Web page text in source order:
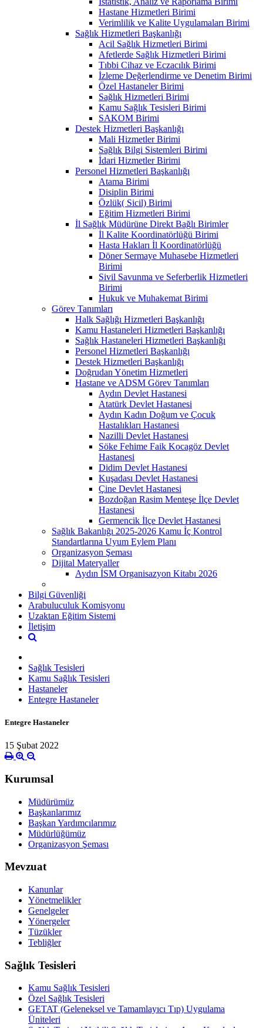
Hastane Hizmetleri Birimi
Verimlilik ve Kalite Uygulamaları Birimi
Sağlık Hizmetleri Başkanlığı
Acil Sağlık Hizmetleri Birimi
Afetlerde Sağlık Hizmetleri Birimi
Tıbbi Cihaz ve Eczacılık Birimi
İzleme Değerlendirme ve Denetim Birimi
Özel Hastaneler Birimi
Sağlık Hizmetleri Birimi
Kamu Sağlık Tesisleri Birimi
SAKOM Birimi
Destek Hizmetleri Başkanlığı
Mali Hizmetler Birimi
Sağlık Bilgi Sistemleri Birimi
İdari Hizmetler Birimi
Personel Hizmetleri Başkanlığı
Atama Birimi
Disiplin Birimi
Özlük( Sicil) Birimi
Eğitim Hizmetleri Birimi
İl Sağlık Müdürüne Direkt Bağlı Birimler
İl Kalite Koordinatörlüğü Birimi
Hasta Hakları İl Koordinatörlüğü
Döner Sermaye Muhasebe Hizmetleri
Birimi
Sivil Savunma ve Seferberlik Hizmetleri
Birimi
Hukuk ve Muhakemat Birimi
Görev Tanımları
Halk Sağlığı Hizmetleri Başkanlığı
Kamu Hastaneleri Hizmetleri Başkanlığı
Sağlık Hastaneleri Hizmetleri Başkanlığı
Personel Hizmetleri Başkanlığı
Destek Hizmetleri Başkanlığı
Doğrudan Yönetim Hizmetleri
Hastane ve ADSM Görev Tanımları
Aydın Devlet Hastanesi
Atatürk Devlet Hastanesi
Aydın Kadın Doğum ve Çocuk
Hastalıkları Hastanesi
Nazilli Devlet Hastanesi
Söke Fehime Faik Kocagöz Devlet
Hastanesi
Didim Devlet Hastanesi
Kuşadası Devlet Hastanesi
Çine Devlet Hastanesi
Bozdoğan Rasim Menteşe İlçe Devlet
Hastanesi
Germencik İlçe Devlet Hastanesi
Sağlık Bakanlığı 2025-2026 Kamu İç Kontrol
Standartlarına Uyum Eylem Planı
Organizasyon Şeması
Dijital Materyaller
Aydın İSM Organisazyon Kitabı 2026
Bilgi Güvenliği
Arabuluculuk Komisyonu
Uzaktan Eğitim Sistemi
İletişim
Sağlık Tesisleri
Kamu Sağlık Tesisleri
Hastaneler
Entegre Hastaneler
Entegre Hastaneler
15 Şubat 2022
Kurumsal
Müdürümüz
Başkanlarımız
Başkan Yardımcılarımız
Müdürlüğümüz
Organizasyon Şeması
Mevzuat
Kanunlar
Yönetmelikler
Genelgeler
Yönergeler
Tüzükler
Tebliğler
Sağlık Tesisleri
Kamu Sağlık Tesisleri
Özel Sağlık Tesisleri
GETAT (Geleneksel ve Tamamlayıcı Tıp) Uygulama
Üniteleri